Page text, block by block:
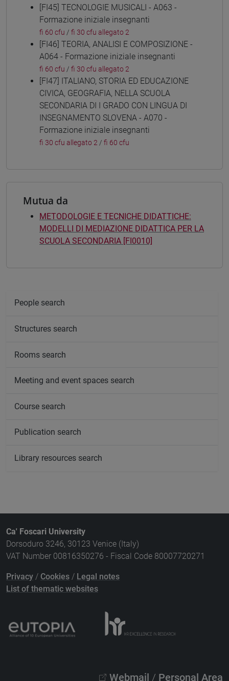
[FI45] TECNOLOGIE MUSICALI - A063 -
Formazione iniziale insegnanti
fi 60 cfu / fi 30 cfu allegato 2
[FI46] TEORIA, ANALISI E COMPOSIZIONE -
A064 - Formazione iniziale insegnanti
fi 60 cfu / fi 30 cfu allegato 2
[FI47] ITALIANO, STORIA ED EDUCAZIONE
CIVICA, GEOGRAFIA, NELLA SCUOLA
SECONDARIA DI I GRADO CON LINGUA DI
INSEGNAMENTO SLOVENA - A070 -
Formazione iniziale insegnanti
fi 30 cfu allegato 2 / fi 60 cfu
Mutua da
METODOLOGIE E TECNICHE DIDATTICHE:
MODELLI DI MEDIAZIONE DIDATTICA PER LA
SCUOLA SECONDARIA [FI0010]
People search
Structures search
Rooms search
Meeting and event spaces search
Course search
Publication search
Library resources search
Ca' Foscari University
Dorsoduro 3246, 30123 Venice (Italy)
VAT Number 00816350276 - Fiscal Code 80007720271
Privacy / Cookies / Legal notes
List of thematic websites
Webmail / Personal Area